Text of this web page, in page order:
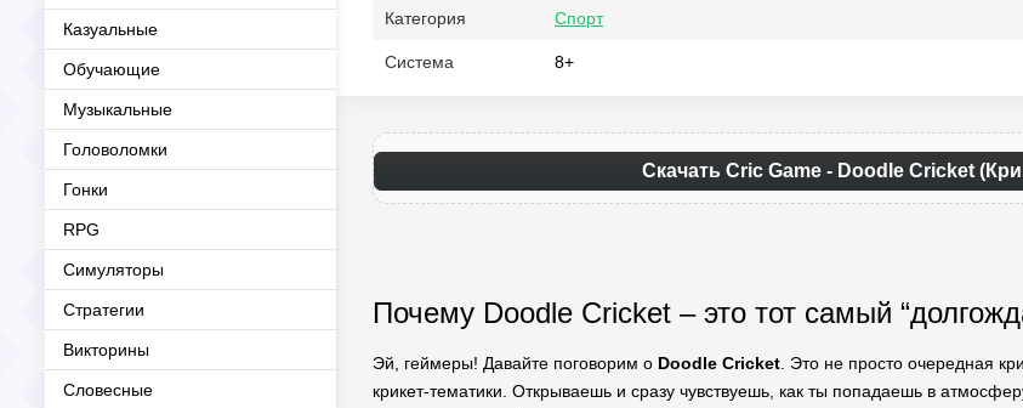
Казуальные
Обучающие
Музыкальные
Головоломки
Гонки
RPG
Симуляторы
Стратегии
Викторины
Словесные
Категория Спорт
Система 8+
Скачать Cric Game - Doodle Cricket
Почему Doodle Cricket – это тот самый
Эй, геймеры! Давайте поговорим о Doodle Cricket . Это не просто очередная
крикет-тематики. Открываешь и сразу чувствуешь, как ты попадаешь в